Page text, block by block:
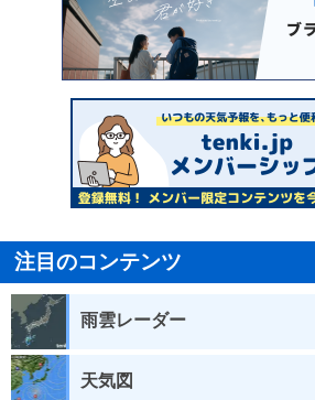
注目のコンテンツ
雨雲レーダー
天気図